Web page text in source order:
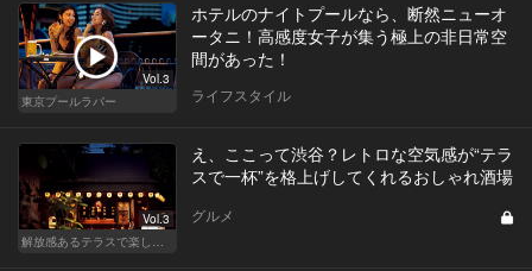
Vol.3
東京プールラバー
ホテルのナイトプールなら、断然ニューオ
ータニ！高感度女子が集う極上の非日常空
間があった！
ライフスタイル
Vol.3
解放感あるテラスで楽しく飲める東京の人気店
え、ここって渋谷？レトロな空気感が“テラ
スで一杯”を格上げしてくれるおしゃれ酒場
グルメ